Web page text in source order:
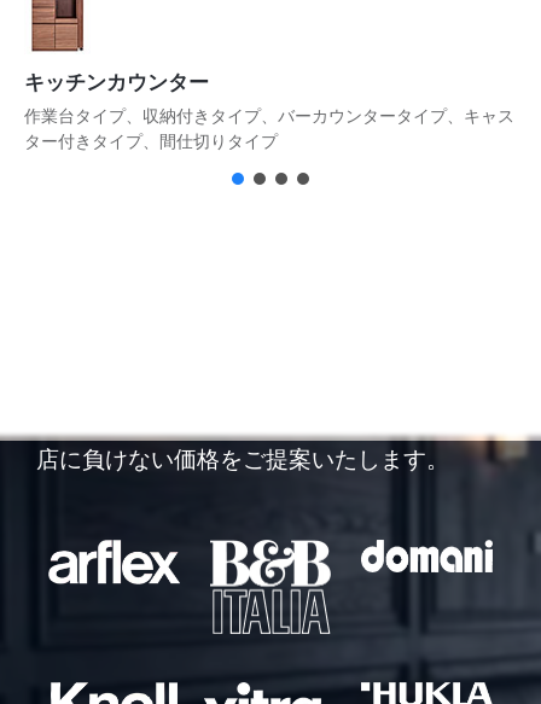
キッチンカウンター
作業台タイプ、収納付きタイプ、バーカウンタータイプ、キャス
ター付きタイプ、間仕切りタイプ
店に負けない価格をご提案いたします。